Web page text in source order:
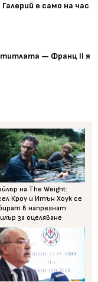
е само на час
титлата — Франц II я
на The Weight:
Кроу и Итън Хоук се
в напрегнат
за оцеляване